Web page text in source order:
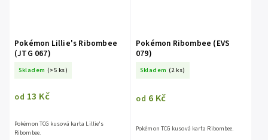
Pokémon Lillie's Ribombee
(JTG 067)
Skladem (>5 ks)
od 13 Kč
Pokémon TCG kusová karta Lillie's
Ribombee.
Pokémon Ribombee (EVS
079)
Skladem (2 ks)
od 6 Kč
Pokémon TCG kusová karta Ribombee.